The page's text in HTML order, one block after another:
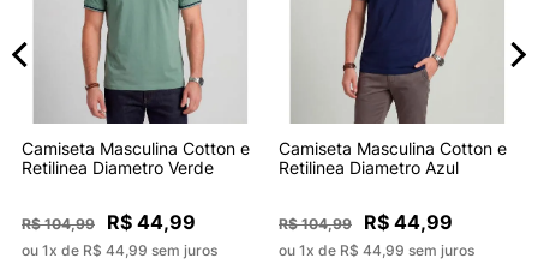
Camiseta Masculina Cotton e
Retilinea Diametro Verde
R$ 104,99 R$ 44,99
ou 1x de R$ 44,99 sem juros
Camiseta Masculina Cotton e
Retilinea Diametro Azul
R$ 104,99 R$ 44,99
ou 1x de R$ 44,99 sem juros